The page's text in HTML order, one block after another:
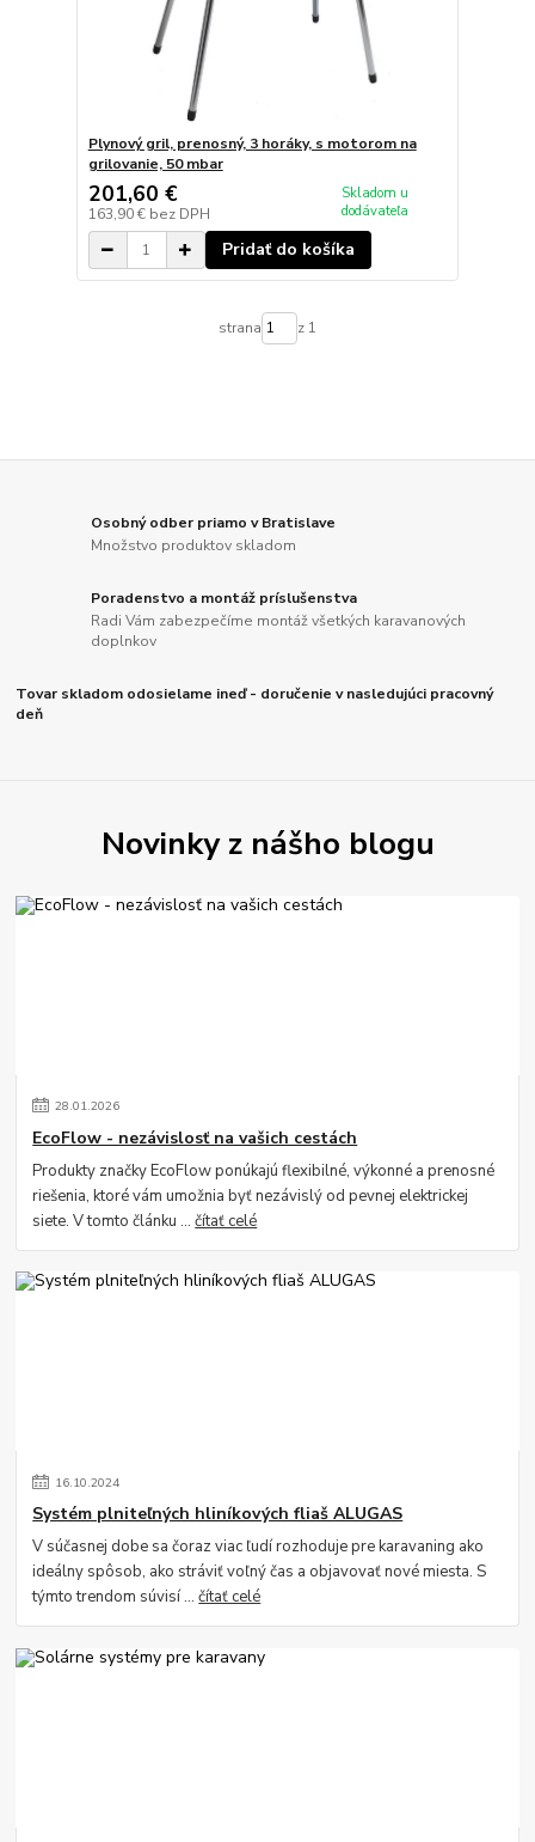
Plynový gril, prenosný, 3 horáky, s motorom na
grilovanie, 50 mbar
201,60 €
163,90 € bez DPH
Skladom u
dodávateľa
Pridať do košíka
strana z 1
Osobný odber priamo v Bratislave
Množstvo produktov skladom
Poradenstvo a montáž príslušenstva
Radi Vám zabezpečíme montáž všetkých karavanových
doplnkov
Tovar skladom odosielame ineď - doručenie v nasledujúci pracovný
deň
Novinky z nášho blogu
28.01.2026
EcoFlow - nezávislosť na vašich cestách
Produkty značky EcoFlow ponúkajú flexibilné, výkonné a prenosné
riešenia, ktoré vám umožnia byť nezávislý od pevnej elektrickej
siete. V tomto článku ...čítať celé
16.10.2024
Systém plniteľných hliníkových fliaš ALUGAS
V súčasnej dobe sa čoraz viac ľudí rozhoduje pre karavaning ako
ideálny spôsob, ako stráviť voľný čas a objavovať nové miesta. S
týmto trendom súvisí ...čítať celé